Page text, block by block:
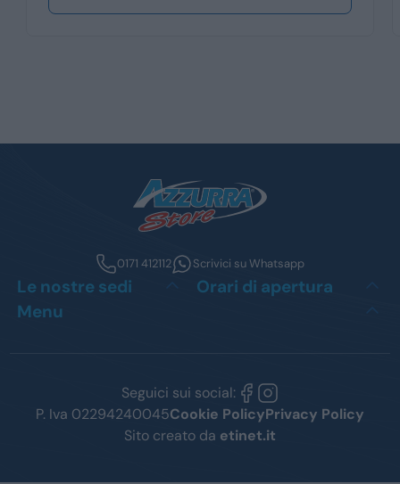
0171 412112 Scrivici su Whatsapp
Le nostre sedi
Orari di apertura
Menu
Seguici sui social:
P. Iva 02294240045Cookie PolicyPrivacy Policy
Sito creato da etinet.it